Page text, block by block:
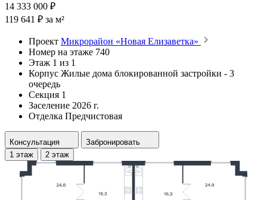
14 333 000 ₽
119 641 ₽ за м²
Проект Микрорайон «Новая Елизаветка»
Номер на этаже 740
Этаж 1 из 1
Корпус Жилые дома блокированной застройки - 3
очередь
Секция 1
Заселение 2026 г.
Отделка Предчистовая
Консультация
Забронировать
1 этаж
2 этаж